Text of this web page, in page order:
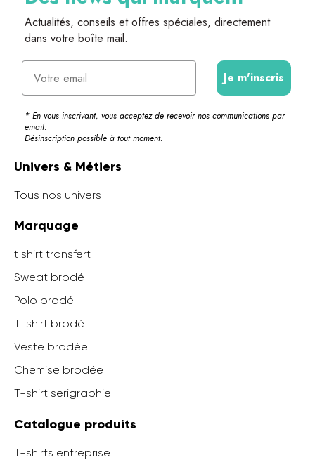
Actualités, conseils et offres spéciales, directement
dans votre boîte mail.
Email
Je m'inscris
* En vous inscrivant, vous acceptez de recevoir nos communications par
email.
Désinscription possible à tout moment.
Univers & Métiers
Tous nos univers
Marquage
t shirt transfert
Sweat brodé
Polo brodé
T-shirt brodé
Veste brodée
Chemise brodée
T-shirt serigraphie
Catalogue produits
T-shirts entreprise